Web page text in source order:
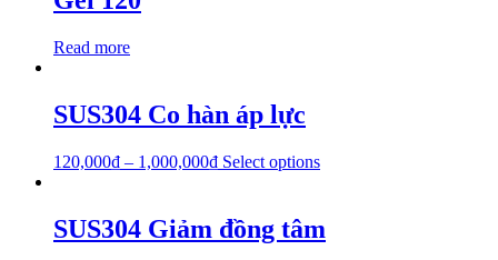
Read more
SUS304 Co hàn áp lực
120,000₫ – 1,000,000₫ Select options
SUS304 Giảm đồng tâm